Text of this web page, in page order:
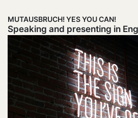
MUTAUSBRUCH! YES YOU CAN!
Speaking and presenting in